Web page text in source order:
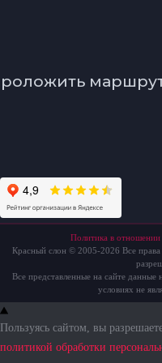
Политика в
Красный слон © 2005-2026 Все права
Все представленные на сайте
условиях не
Пользуясь сайтом, вы
политикой обработки